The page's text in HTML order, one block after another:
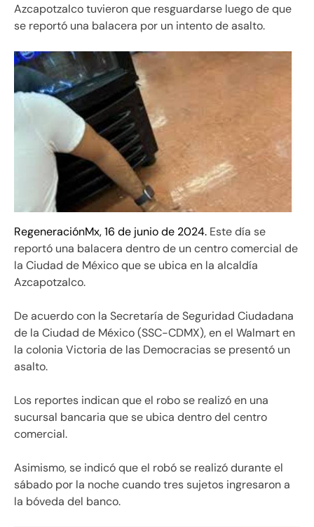
Azcapotzalco tuvieron que resguardarse luego de que
se reportó una balacera por un intento de asalto.
RegeneraciónMx, 16 de junio de 2024. Este día se
reportó una balacera dentro de un centro comercial de
la Ciudad de México que se ubica en la alcaldía
Azcapotzalco.
De acuerdo con la Secretaría de Seguridad Ciudadana
de la Ciudad de México (SSC-CDMX), en el Walmart en
la colonia Victoria de las Democracias se presentó un
asalto.
Los reportes indican que el robo se realizó en una
sucursal bancaria que se ubica dentro del centro
comercial.
Asimismo, se indicó que el robó se realizó durante el
sábado por la noche cuando tres sujetos ingresaron a
la bóveda del banco.